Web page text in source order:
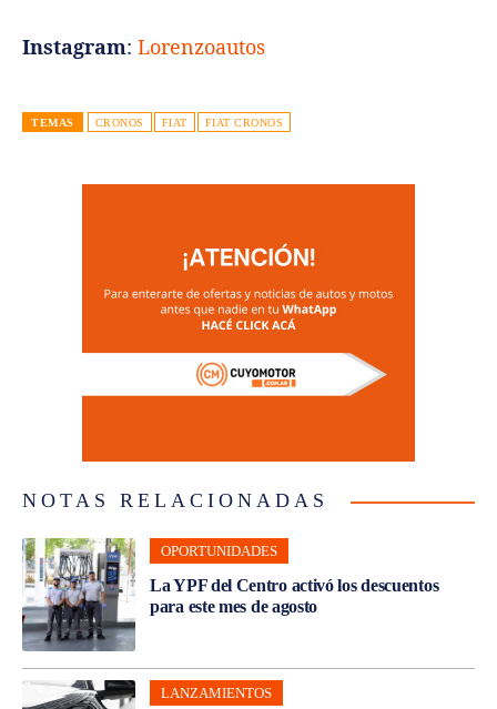
Instagram: Lorenzoautos
TEMAS CRONOS FIAT FIAT CRONOS
NOTAS RELACIONADAS
OPORTUNIDADES
La YPF del Centro activó los descuentos
para este mes de agosto
LANZAMIENTOS